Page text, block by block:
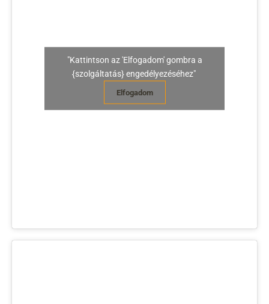
"Kattintson az 'Elfogadom' gombra a
{szolgáltatás} engedélyezéséhez"
Elfogadom